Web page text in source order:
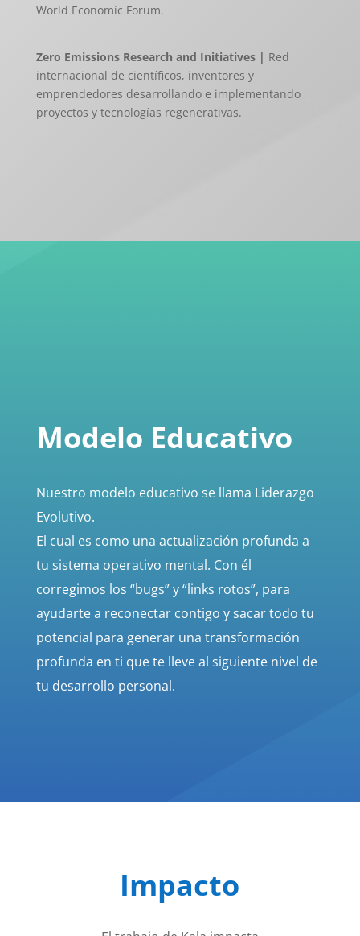
World Economic Forum.
Zero Emissions Research and Initiatives | Red
internacional de científicos, inventores y
emprendedores desarrollando e implementando
proyectos y tecnologías regenerativas.
Modelo Educativo
Nuestro modelo educativo se llama Liderazgo
Evolutivo.
El cual es como una actualización profunda a
tu sistema operativo mental. Con él
corregimos los “bugs” y “links rotos”, para
ayudarte a reconectar contigo y sacar todo tu
potencial para generar una transformación
profunda en ti que te lleve al siguiente nivel de
tu desarrollo personal.
Impacto